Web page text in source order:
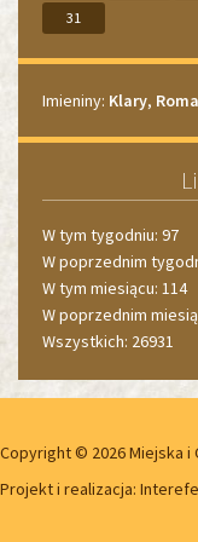
31
Imieniny
Imieniny: Klary,
W tym tygodniu: 97
W poprzednim
W tym miesiącu: 114
W poprzednim
Wszystkich: 26931
Copyright © 2026 Miejska i
Projekt i realizacja: